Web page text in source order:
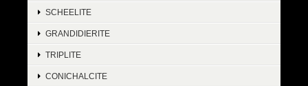
SCHEELITE
GRANDIDIERITE
TRIPLITE
CONICHALCITE